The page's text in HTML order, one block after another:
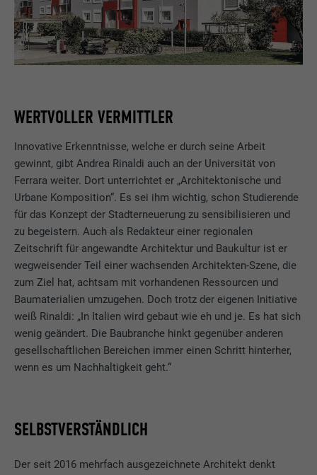
WERTVOLLER VERMITTLER
Innovative Erkenntnisse, welche er durch seine Arbeit
gewinnt, gibt Andrea Rinaldi auch an der Universität von
Ferrara weiter. Dort unterrichtet er „Architektonische und
Urbane Komposition“. Es sei ihm wichtig, schon Studierende
für das Konzept der Stadterneuerung zu sensibilisieren und
zu begeistern. Auch als Redakteur einer regionalen
Zeitschrift für angewandte Architektur und Baukultur ist er
wegweisender Teil einer wachsenden Architekten-Szene, die
zum Ziel hat, achtsam mit vorhandenen Ressourcen und
Baumaterialien umzugehen. Doch trotz der eigenen Initiative
weiß Rinaldi: „In Italien wird gebaut wie eh und je. Es hat sich
wenig geändert. Die Baubranche hinkt gegenüber anderen
gesellschaftlichen Bereichen immer einen Schritt hinterher,
wenn es um Nachhaltigkeit geht.“
SELBSTVERSTÄNDLICH
Der seit 2016 mehrfach ausgezeichnete Architekt denkt